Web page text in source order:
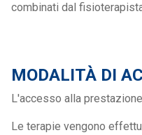
combinati dal
MODALITÀ DI
L'accesso alla
Le terapie vengono